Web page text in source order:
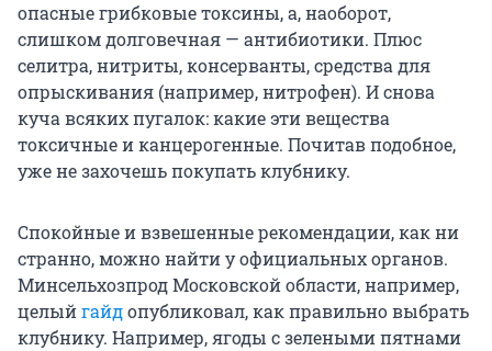
опасные грибковые токсины, а, наоборот,
слишком долговечная — антибиотики. Плюс
селитра, нитриты, консерванты, средства для
опрыскивания (например, нитрофен). И снова
куча всяких пугалок: какие эти вещества
токсичные и канцерогенные. Почитав подобное,
уже не захочешь покупать клубнику.
Спокойные и взвешенные рекомендации, как ни
странно, можно найти у официальных органов.
Минсельхозпрод Московской области, например,
целыйгайдопубликовал, как правильно выбрать
клубнику. Например, ягоды с зелеными пятнами